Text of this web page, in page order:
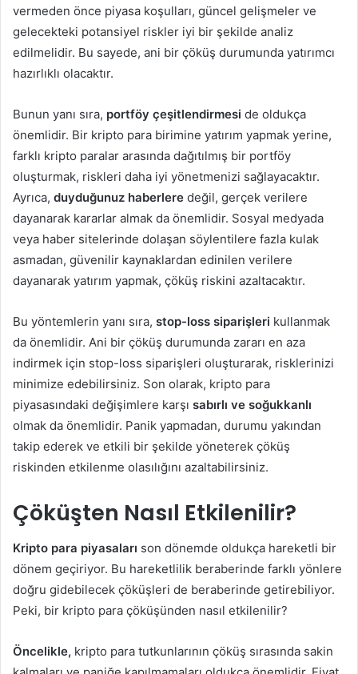
vermeden önce piyasa koşulları, güncel gelişmeler ve
gelecekteki potansiyel riskler iyi bir şekilde analiz
edilmelidir. Bu sayede, ani bir çöküş durumunda yatırımcı
hazırlıklı olacaktır.
Bunun yanı sıra, portföy çeşitlendirmesi de oldukça
önemlidir. Bir kripto para birimine yatırım yapmak yerine,
farklı kripto paralar arasında dağıtılmış bir portföy
oluşturmak, riskleri daha iyi yönetmenizi sağlayacaktır.
Ayrıca, duyduğunuz haberlere değil, gerçek verilere
dayanarak kararlar almak da önemlidir. Sosyal medyada
veya haber sitelerinde dolaşan söylentilere fazla kulak
asmadan, güvenilir kaynaklardan edinilen verilere
dayanarak yatırım yapmak, çöküş riskini azaltacaktır.
Bu yöntemlerin yanı sıra, stop-loss siparişleri kullanmak
da önemlidir. Ani bir çöküş durumunda zararı en aza
indirmek için stop-loss siparişleri oluşturarak, risklerinizi
minimize edebilirsiniz. Son olarak, kripto para
piyasasındaki değişimlere karşı sabırlı ve soğukkanlı
olmak da önemlidir. Panik yapmadan, durumu yakından
takip ederek ve etkili bir şekilde yöneterek çöküş
riskinden etkilenme olasılığını azaltabilirsiniz.
Çöküşten Nasıl Etkilenilir?
Kripto para piyasaları son dönemde oldukça hareketli bir
dönem geçiriyor. Bu hareketlilik beraberinde farklı yönlere
doğru gidebilecek çöküşleri de beraberinde getirebiliyor.
Peki, bir kripto para çöküşünden nasıl etkilenilir?
Öncelikle, kripto para tutkunlarının çöküş sırasında sakin